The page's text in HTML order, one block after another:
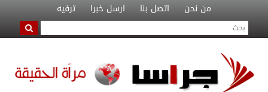
من نحن اتصل بنا ارسل خبرا ترفيه